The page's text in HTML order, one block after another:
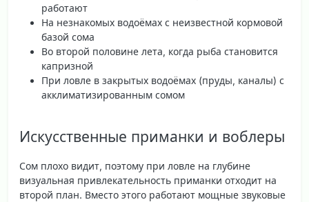
работают
На незнакомых водоёмах с неизвестной кормовой
базой сома
Во второй половине лета, когда рыба становится
капризной
При ловле в закрытых водоёмах (пруды, каналы) с
акклиматизированным сомом
Искусственные приманки и воблеры
Сом плохо видит, поэтому при ловле на глубине
визуальная привлекательность приманки отходит на
второй план. Вместо этого работают мощные звуковые